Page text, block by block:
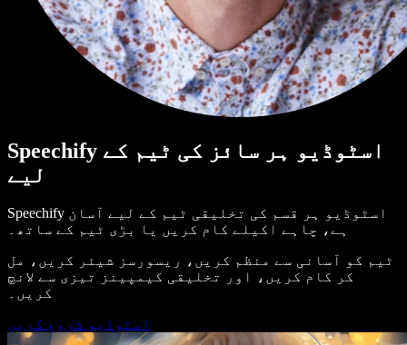
Speechify اسٹوڈیو ہر سائز کی ٹیم کے
لیے
Speechify اسٹوڈیو ہر قسم کی تخلیقی ٹیم کے لیے آسان
ہے، چاہے اکیلے کام کریں یا بڑی ٹیم کے ساتھ۔
ٹیم کو آسانی سے منظم کریں، ریسورسز شیئر کریں، مل
کر کام کریں، اور تخلیقی کیمپینز تیزی سے لانچ
کریں۔
اسٹوڈیو شروع کریں